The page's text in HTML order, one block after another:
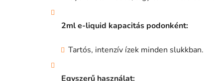
2ml e-liquid kapacitás podonként:
Tartós, intenzív ízek minden slukkban.
Egyszerű használat: